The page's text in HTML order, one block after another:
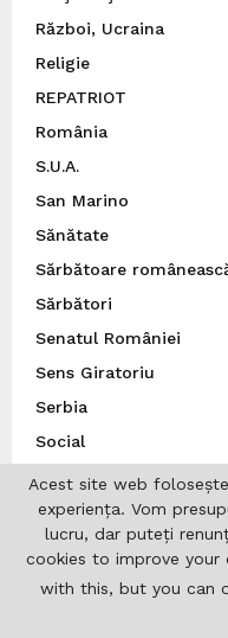
Război, Ucraina
Religie
REPATRIOT
România
S.U.A.
San Marino
Sănătate
Sărbătoare
Sărbători
Senatul României
Sens Giratoriu
Serbia
Social
Spania
Spectacol
Sport
Statele Unite ale
Acest site web
experiența. Vom
lucru, dar puteți
cookies to improve your
with this, but you can